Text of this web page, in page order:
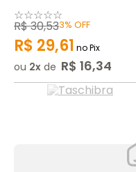
☆☆☆☆☆
R$30,533% OFF
R$ 29,61 no Pix
ou 2 de R$ 16,34